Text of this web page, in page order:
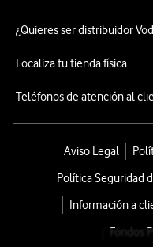
¿Quieres ser distribuidor
Localiza tu tienda física
Teléfonos de atención al
Aviso Legal
Política Seguridad
Información a
Fondos